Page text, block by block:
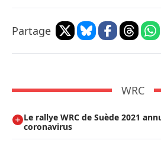
Partage
WRC
Le rallye WRC de Suède 2021
coronavirus